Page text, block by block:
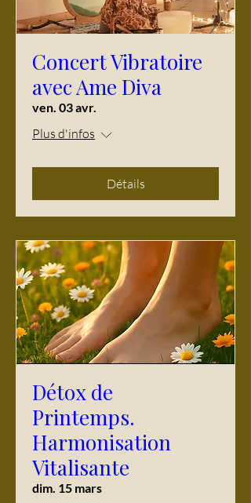
Concert Vibratoire
avec Ame Diva
ven. 03 avr.
Plus d'infos
Détails
Détox de
Printemps.
Harmonisation
Vitalisante
dim. 15 mars